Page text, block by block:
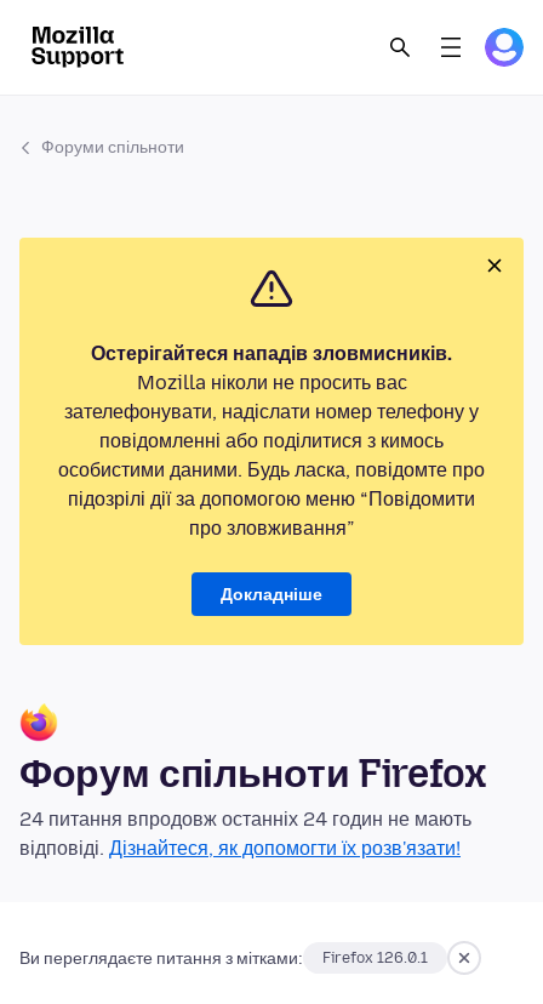
Форуми спільноти
Остерігайтеся нападів зловмисників.
Mozilla ніколи не просить вас
зателефонувати, надіслати номер телефону у
повідомленні або поділитися з кимось
особистими даними. Будь ласка, повідомте про
підозрілі дії за допомогою меню “Повідомити
про зловживання”
Докладніше
Форум спільноти Firefox
24 питання впродовж останніх 24 годин не мають
відповіді. Дізнайтеся, як допомогти їх розв'язати!
Ви переглядаєте питання з мітками: Firefox 126.0.1